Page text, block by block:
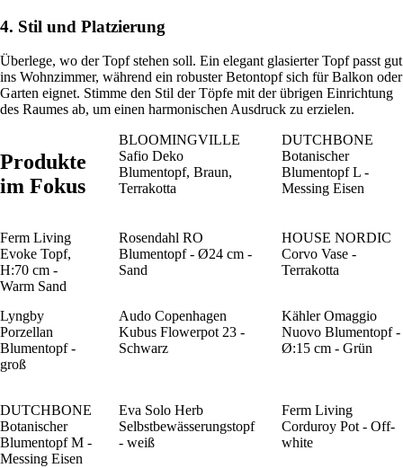
4. Stil und Platzierung
Überlege, wo der Topf stehen soll. Ein elegant glasierter Topf passt gut
ins Wohnzimmer, während ein robuster Betontopf sich für Balkon oder
Garten eignet. Stimme den Stil der Töpfe mit der übrigen Einrichtung
des Raumes ab, um einen harmonischen Ausdruck zu erzielen.
Produkte
im Fokus
BLOOMINGVILLE
Safio Deko
Blumentopf, Braun,
Terrakotta
DUTCHBONE
Botanischer
Blumentopf L -
Messing Eisen
Ferm Living
Evoke Topf,
H:70 cm -
Warm Sand
Rosendahl RO
Blumentopf - Ø24 cm -
Sand
HOUSE NORDIC
Corvo Vase -
Terrakotta
Lyngby
Porzellan
Blumentopf -
groß
Audo Copenhagen
Kubus Flowerpot 23 -
Schwarz
Kähler Omaggio
Nuovo Blumentopf -
Ø:15 cm - Grün
DUTCHBONE
Botanischer
Blumentopf M -
Messing Eisen
Eva Solo Herb
Selbstbewässerungstopf
- weiß
Ferm Living
Corduroy Pot - Off-
white